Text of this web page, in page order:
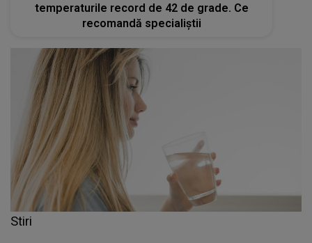
temperaturile record de 42 de grade. Ce
recomandă specialiștii
Stiri